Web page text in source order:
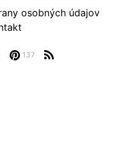
137
osobných údajov